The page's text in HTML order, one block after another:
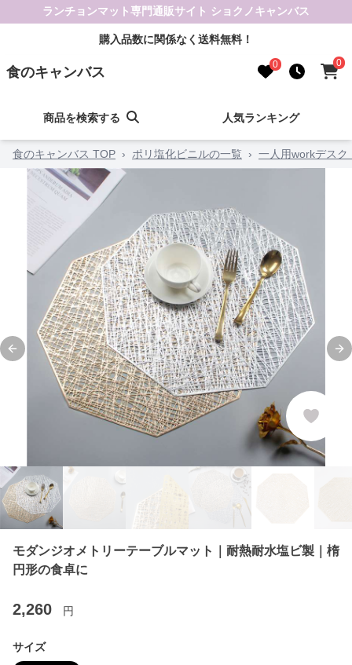
ランチョンマット専門通販サイト ショクノキャンバス
購入品数に関係なく送料無料！
食のキャンバス 0 0
商品を検索する 人気ランキング
食のキャンバス TOP › ポリ塩化ビニルの一覧 › 一人用workデス
Previous slide
モダンジオメトリーテーブルマット｜耐熱耐水塩ビ製｜楕
円形の食卓に
2,260 円
サイズ